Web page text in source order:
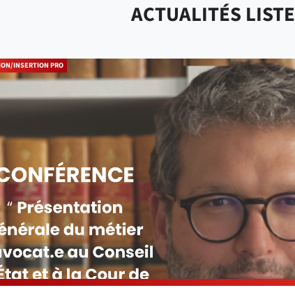
ACTUALITÉS LISTE
INSERTION PRO